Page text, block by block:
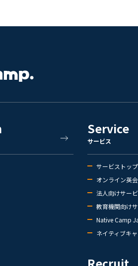
Service
サービス
サービストップ
オンライン英
法人向けサー
教育機関向け
Native Camp
ネイティブキ